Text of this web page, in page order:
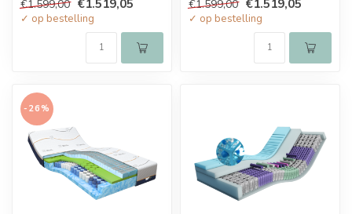
€1.599,00 €1.519,05
✓ op bestelling
€1.599,00 €1.519,05
✓ op bestelling
-26%